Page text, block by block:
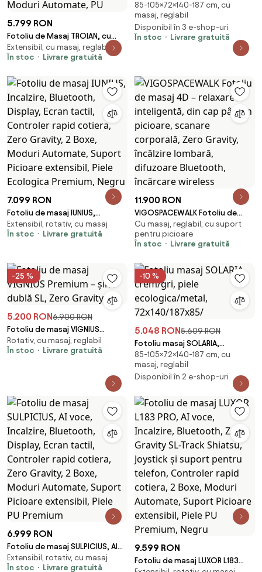
5.799 RON
Fotoliu de Masaj TROIAN, cu
Incalzire, AI Voice, Tableta
touch screen, Bluetooth,
Moduri Automate, PU
Extensibil, cu masaj, reglabil
În stoc
Livrare gratuită
incalzire Solaria negru H105 cm
85-105×72×140-187 cm, cu
masaj, reglabil
Disponibil în 3 e-shop-uri
În stoc
Livrare gratuită
7.099 RON
Fotoliu de masaj IUNIUS,
Incalzire, Bluetooth, Display,
Ecran tactil, Controler rapid
Picioare extensibil, Piele
Ecologica Premium, Negru
Extensibil, rotativ, cu masaj
În stoc
Livrare gratuită
11.900 RON
VIGOSPACEWALK Fotoliu de
masaj 4D – relaxare inteligentă,
din cap până-n picioare,
scanare corporală, Zero
difuzoare Bluetooth, încărcare
wireless
Cu masaj, reglabil, cu suport
pentru picioare
În stoc
Livrare gratuită
-25 %
5.200 RON6.900 RON
Fotoliu de masaj VIGNIUS
Premium – șină dublă SL, Zero
Gravity, 2D
Rotativ, cu masaj, reglabil
În stoc
Livrare gratuită
-10 %
5.048 RON5.609 RON
Fotoliu masaj SOLARIA,
crem/gri, piele
ecologica/metal,
72x140/187x85/
85-105×72×140-187 cm, cu
masaj, reglabil
Disponibil în 2 e-shop-uri
6.999 RON
Fotoliu de masaj SULPICIUS, AI
voce, Incalzire, Bluetooth,
Display, Ecran tactil, Controler
Extensibil, rotativ, cu masaj
În stoc
Livrare gratuită
9.599 RON
Fotoliu de masaj LUXOR L183